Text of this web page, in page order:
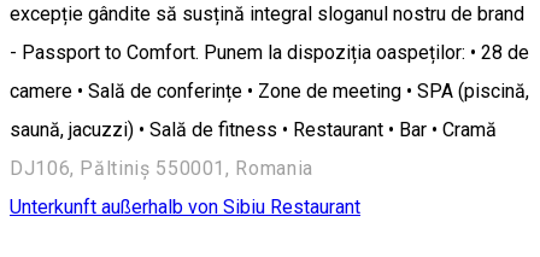
excepție gândite să susțină integral sloganul nostru de brand
- Passport to Comfort. Punem la dispoziția oaspeților: • 28 de
camere • Sală de conferințe • Zone de meeting • SPA (piscină,
saună, jacuzzi) • Sală de fitness • Restaurant • Bar • Cramă
DJ106, Păltiniș 550001, Romania
Unterkunft außerhalb von Sibiu Restaurant